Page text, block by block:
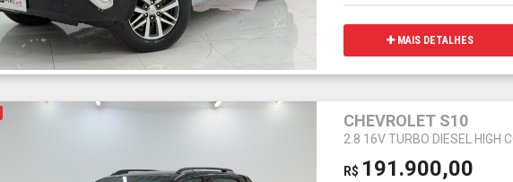
MAIS DETALHES
CHEVROLET S10
2.8 16V TURBO DIESEL HIGH
R$ 191.900,00